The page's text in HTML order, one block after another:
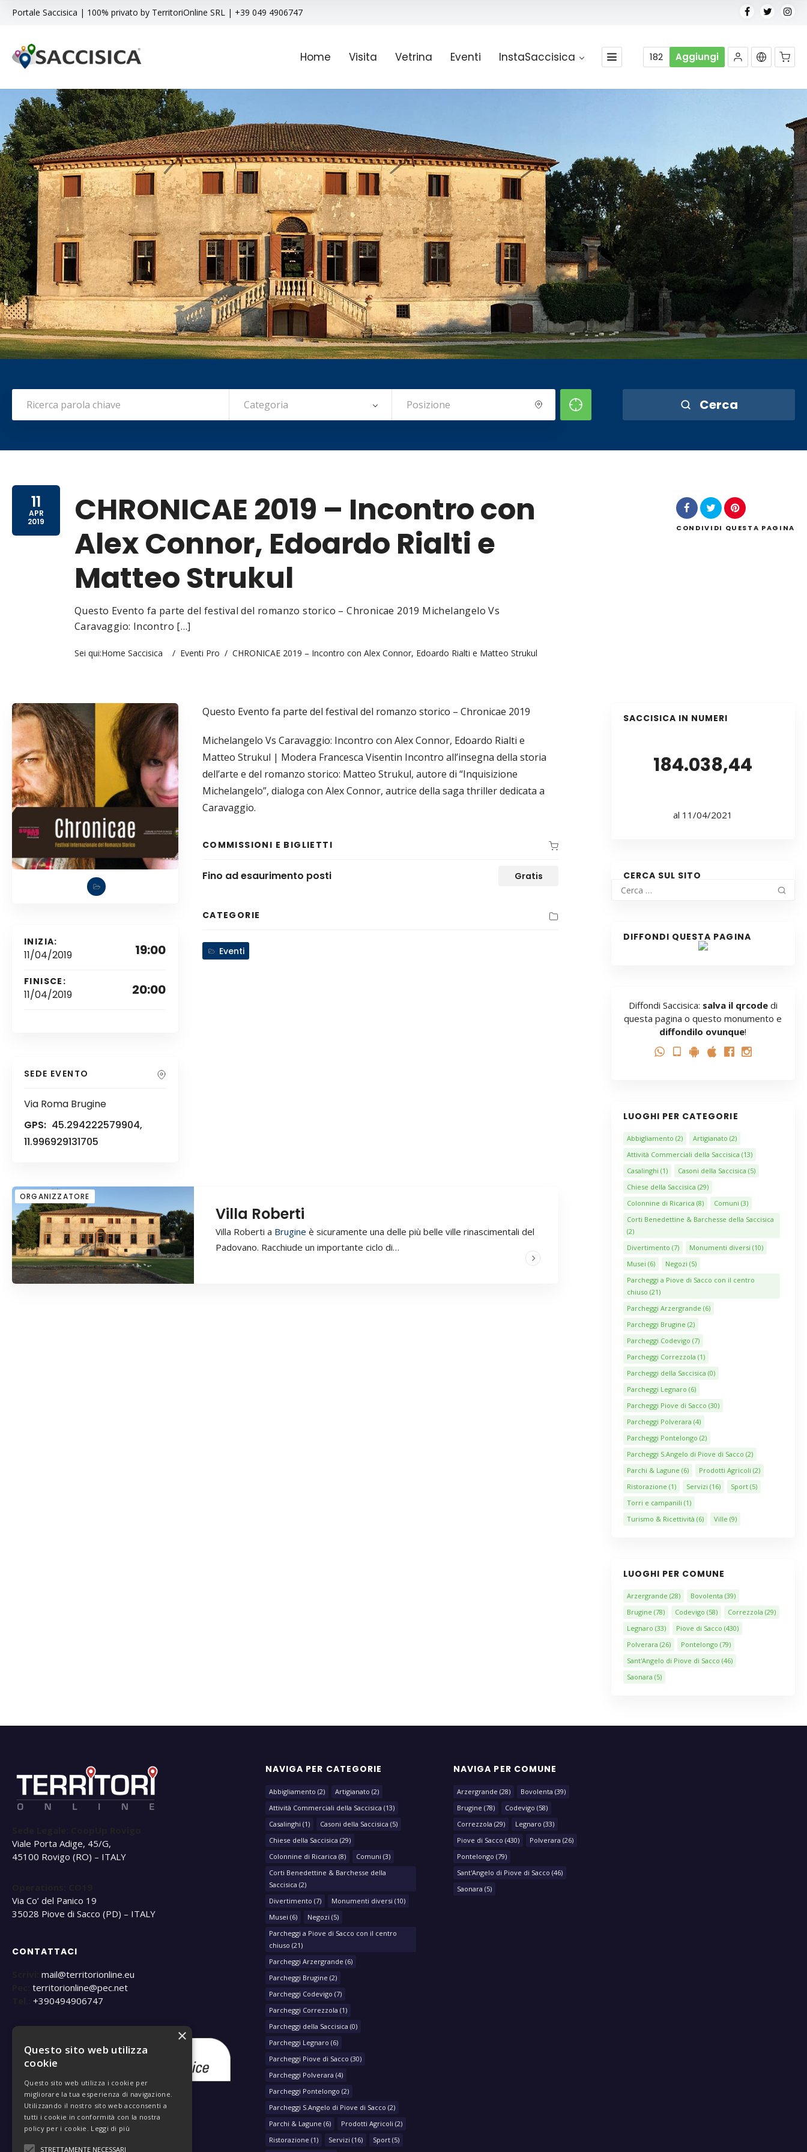
Portale Saccisica | 100% privato by TerritoriOnline SRL | +39 049 4906747
Home Visita Vetrina Eventi InstaSaccisica 182 Aggiungi
Categoria Cerca
11
APR
2019
CHRONICAE 2019 – Incontro con
Alex Connor, Edoardo Rialti e
Matteo Strukul
Questo Evento fa parte del festival del romanzo storico – Chronicae 2019 Michelangelo Vs
Caravaggio: Incontro […]
Sei qui:Home Saccisica / Eventi Pro / CHRONICAE 2019 – Incontro con Alex Connor, Edoardo Rialti e Matteo Strukul
CONDIVIDI QUESTA PAGINA
INIZIA:
11/04/2019 19:00
FINISCE:
11/04/2019 20:00
SEDE EVENTO
Via Roma Brugine
GPS: 45.294222579904,
11.996929131705
Questo Evento fa parte del festival del romanzo storico – Chronicae 2019
Michelangelo Vs Caravaggio: Incontro con Alex Connor, Edoardo Rialti e
Matteo Strukul | Modera Francesca Visentin Incontro all’insegna della storia
dell’arte e del romanzo storico: Matteo Strukul, autore di “Inquisizione
Michelangelo”, dialoga con Alex Connor, autrice della saga thriller dedicata a
Caravaggio.
COMMISSIONI E BIGLIETTI
Fino ad esaurimento posti Gratis
CATEGORIE
Eventi
ORGANIZZATORE
Villa Roberti
Villa Roberti a Brugine è sicuramente una delle più belle ville rinascimentali del
Padovano. Racchiude un importante ciclo di…
SACCISICA IN NUMERI
184.038,44
al 11/04/2021
CERCA SUL SITO
DIFFONDI QUESTA PAGINA
Diffondi Saccisica: salva il qrcodedi
questa pagina o questo monumento e
diffondilo ovunque!
LUOGHI PER CATEGORIE
Abbigliamento (2) Artigianato (2)
Attività Commerciali della Saccisica (13)
Casalinghi (1) Casoni della Saccisica (5)
Chiese della Saccisica (29)
Colonnine di Ricarica (8) Comuni (3)
Corti Benedettine & Barchesse della Saccisica
(2)
Divertimento (7) Monumenti diversi (10)
Musei (6) Negozi (5)
Parcheggi a Piove di Sacco con il centro
chiuso (21)
Parcheggi Arzergrande (6)
Parcheggi Brugine (2)
Parcheggi Codevigo (7)
Parcheggi Correzzola (1)
Parcheggi della Saccisica (0)
Parcheggi Legnaro (6)
Parcheggi Piove di Sacco (30)
Parcheggi Polverara (4)
Parcheggi Pontelongo (2)
Parcheggi S.Angelo di Piove di Sacco (2)
Parchi & Lagune (6) Prodotti Agricoli (2)
Ristorazione (1) Servizi (16) Sport(5)
Torri e campanili (1)
Turismo & Ricettività (6) Ville (9)
LUOGHI PER COMUNE
Arzergrande (28) Bovolenta (39)
Brugine (78) Codevigo (58) Correzzola (29)
Legnaro (33) Piove di Sacco (430)
Polverara (26) Pontelongo (79)
Sant'Angelo di Piove di Sacco (46)
Saonara (5)
Viale Porta Adige, 45/G,
45100 Rovigo (RO) – ITALY
Via Co’ del Panico 19
35028 Piove di Sacco (PD) – ITALY
CONTATTACI
mail@territorionline.eu
territorionline@pec.net
+390494906747
NAVIGA PER CATEGORIE
Abbigliamento (2) Artigianato (2)
Attività Commerciali della Saccisica (13)
Casalinghi (1) Casoni della Saccisica (5)
Chiese della Saccisica (29)
Colonnine di Ricarica (8) Comuni (3)
Corti Benedettine & Barchesse della
Saccisica (2)
Divertimento (7) Monumenti diversi (10)
Musei (6) Negozi (5)
Parcheggi a Piove di Sacco con il centro
chiuso (21)
Parcheggi Arzergrande (6)
Parcheggi Brugine (2)
Parcheggi Codevigo (7)
Parcheggi Correzzola (1)
Parcheggi della Saccisica (0)
Parcheggi Legnaro (6)
Parcheggi Piove di Sacco (30)
Parcheggi Polverara (4)
Parcheggi Pontelongo (2)
Parcheggi S.Angelo di Piove di Sacco (2)
Parchi & Lagune (6) Prodotti Agricoli (2)
Ristorazione (1) Servizi (16) Sport (5)
NAVIGA PER COMUNE
Arzergrande (28) Bovolenta (39)
Brugine (78) Codevigo (58)
Correzzola (29) Legnaro (33)
Piove di Sacco (430) Polverara (26)
Pontelongo (79)
Sant'Angelo di Piove di Sacco (46)
Saonara (5)
×
Questo sito web utilizza
cookie
Questo sito web utilizza i cookie per
migliorare la tua esperienza di navigazione.
Utilizzando il nostro sito web acconsenti a
tutti i cookie in conformità con la nostra
policy per i cookie. Leggi di più
STRETTAMENTE NECESSARI